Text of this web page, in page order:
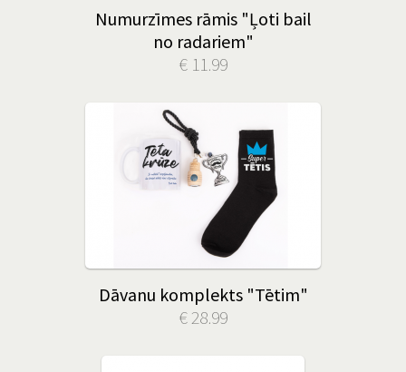
Numurzīmes rāmis "Ļoti bail
no radariem"
€ 11.99
Dāvanu komplekts "Tētim"
€ 28.99